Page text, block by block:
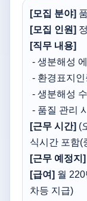
[모집 분야]
[모집 인원]
[직무 내용]
- 생분해성
- 환경표지
- 생분해성
- 품질 관리
[근무 시간] (
식시간 포함(
[근무 예정지]
[급여] 월
차등 지급)